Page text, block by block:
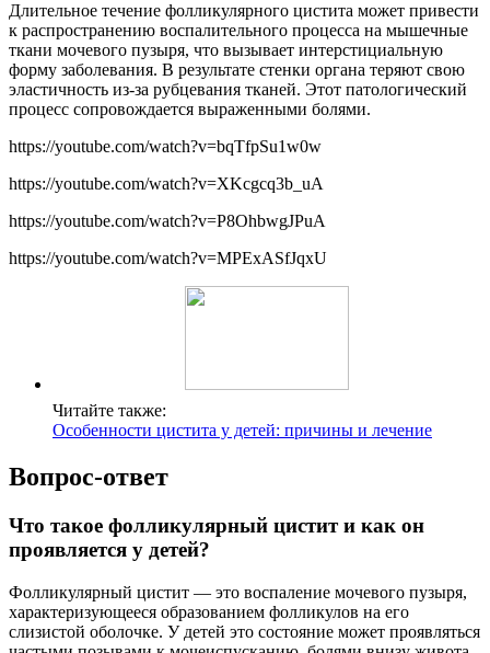
Длительное течение фолликулярного цистита может привести
к распространению воспалительного процесса на мышечные
ткани мочевого пузыря, что вызывает интерстициальную
форму заболевания. В результате стенки органа теряют свою
эластичность из-за рубцевания тканей. Этот патологический
процесс сопровождается выраженными болями.
https://youtube.com/watch?v=bqTfpSu1w0w
https://youtube.com/watch?v=XKcgcq3b_uA
https://youtube.com/watch?v=P8OhbwgJPuA
https://youtube.com/watch?v=MPExASfJqxU
Читайте также:
Особенности цистита у детей: причины и лечение
Вопрос-ответ
Что такое фолликулярный цистит и как он
проявляется у детей?
Фолликулярный цистит — это воспаление мочевого пузыря,
характеризующееся образованием фолликулов на его
слизистой оболочке. У детей это состояние может проявляться